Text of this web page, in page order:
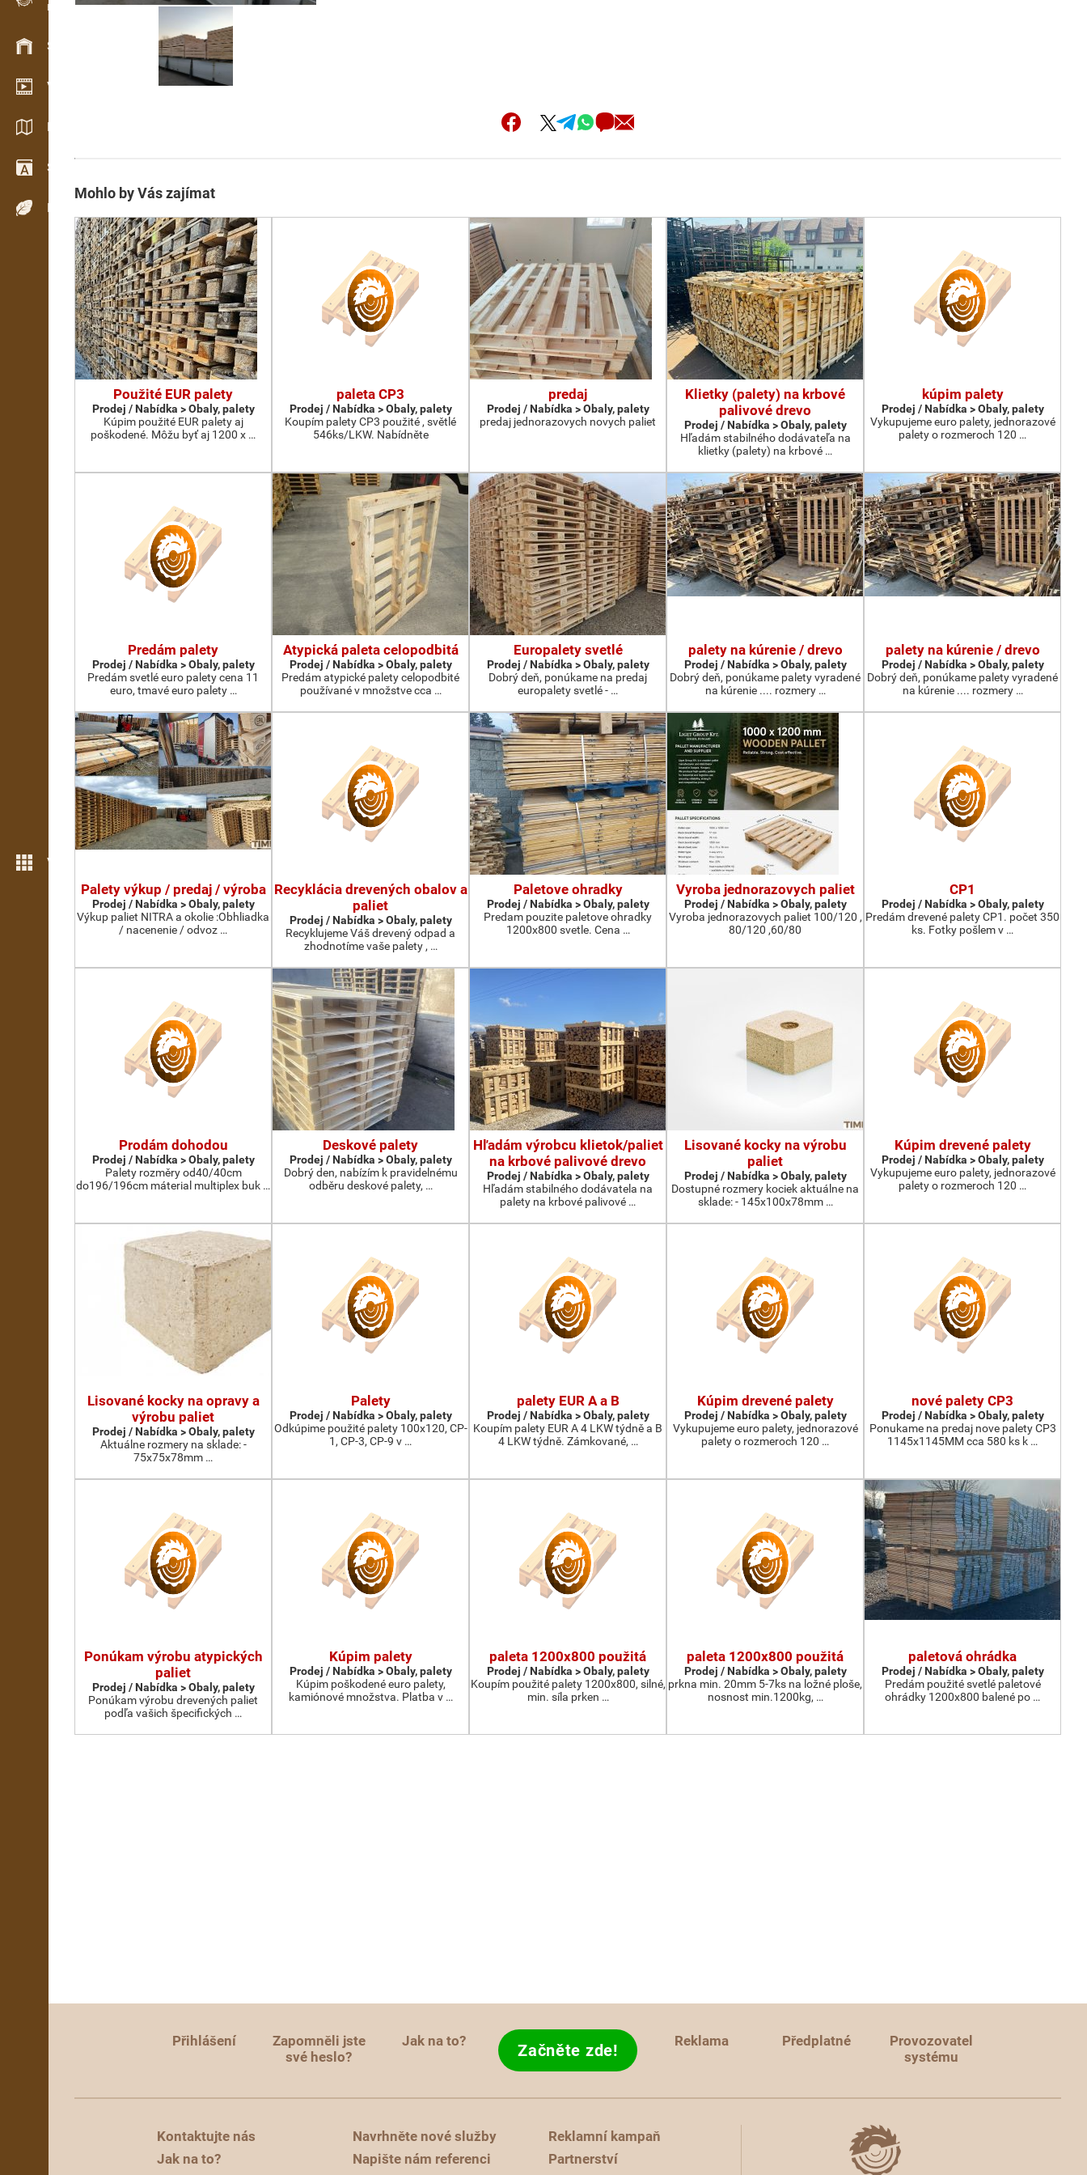
Evidence dřeva v terénu
Skladové hospodářství
Video showroom
Katalogy / Brožury
Slovník
Dřeviny
Více možností
Mohlo by Vás zajímat
Použité EUR palety
Prodej / Nabídka > Obaly, palety
Kúpim použité EUR palety aj
poškodené. Môžu byť aj 1200 x …
paleta CP3
Prodej / Nabídka > Obaly, palety
Koupím palety CP3 použité , světlé
546ks/LKW. Nabídněte
predaj
Prodej / Nabídka > Obaly, palety
predaj jednorazovych novych paliet
Klietky (palety) na krbové
palivové drevo
Prodej / Nabídka > Obaly, palety
Hľadám stabilného dodávateľa na
klietky (palety) na krbové …
kúpim palety
Prodej / Nabídka > Obaly, palety
Vykupujeme euro palety, jednorazové
palety o rozmeroch 120 …
Predám palety
Prodej / Nabídka > Obaly, palety
Predám svetlé euro palety cena 11
euro, tmavé euro palety …
Atypická paleta celopodbitá
Prodej / Nabídka > Obaly, palety
Predám atypické palety celopodbité
používané v množstve cca …
Europalety svetlé
Prodej / Nabídka > Obaly, palety
Dobrý deň, ponúkame na predaj
europalety svetlé - …
palety na kúrenie / drevo
Prodej / Nabídka > Obaly, palety
Dobrý deň, ponúkame palety vyradené
na kúrenie .... rozmery …
palety na kúrenie / drevo
Prodej / Nabídka > Obaly, palety
Dobrý deň, ponúkame palety vyradené
na kúrenie .... rozmery …
Palety výkup / predaj / výroba
Prodej / Nabídka > Obaly, palety
Výkup paliet NITRA a okolie :Obhliadka
/ nacenenie / odvoz …
Recyklácia drevených obalov a
paliet
Prodej / Nabídka > Obaly, palety
Recyklujeme Váš drevený odpad a
zhodnotíme vaše palety , …
Paletove ohradky
Prodej / Nabídka > Obaly, palety
Predam pouzite paletove ohradky
1200x800 svetle. Cena …
Vyroba jednorazovych paliet
Prodej / Nabídka > Obaly, palety
Vyroba jednorazovych paliet 100/120 ,
80/120 ,60/80
CP1
Prodej / Nabídka > Obaly, palety
Predám drevené palety CP1. počet 350
ks. Fotky pošlem v …
Prodám dohodou
Prodej / Nabídka > Obaly, palety
Palety rozměry od40/40cm
do196/196cm máterial multiplex buk …
Deskové palety
Prodej / Nabídka > Obaly, palety
Dobrý den, nabízím k pravidelnému
odběru deskové palety, …
Hľadám výrobcu klietok/paliet
na krbové palivové drevo
Prodej / Nabídka > Obaly, palety
Hľadám stabilného dodávatela na
palety na krbové palivové …
Lisované kocky na výrobu
paliet
Prodej / Nabídka > Obaly, palety
Dostupné rozmery kociek aktuálne na
sklade: - 145x100x78mm …
Kúpim drevené palety
Prodej / Nabídka > Obaly, palety
Vykupujeme euro palety, jednorazové
palety o rozmeroch 120 …
Lisované kocky na opravy a
výrobu paliet
Prodej / Nabídka > Obaly, palety
Aktuálne rozmery na sklade: -
75x75x78mm …
Palety
Prodej / Nabídka > Obaly, palety
Odkúpime použité palety 100x120, CP-
1, CP-3, CP-9 v …
palety EUR A a B
Prodej / Nabídka > Obaly, palety
Koupím palety EUR A 4 LKW týdně a B
4 LKW týdně. Zámkované, …
Kúpim drevené palety
Prodej / Nabídka > Obaly, palety
Vykupujeme euro palety, jednorazové
palety o rozmeroch 120 …
nové palety CP3
Prodej / Nabídka > Obaly, palety
Ponukame na predaj nove palety CP3
1145x1145MM cca 580 ks k …
Ponúkam výrobu atypických
paliet
Prodej / Nabídka > Obaly, palety
Ponúkam výrobu drevených paliet
podľa vašich špecifických …
Kúpim palety
Prodej / Nabídka > Obaly, palety
Kúpim poškodené euro palety,
kamiónové množstva. Platba v …
paleta 1200x800 použitá
Prodej / Nabídka > Obaly, palety
Koupím použité palety 1200x800, silné,
min. síla prken …
paleta 1200x800 použitá
Prodej / Nabídka > Obaly, palety
prkna min. 20mm 5-7ks na ložné ploše,
nosnost min.1200kg, …
paletová ohrádka
Prodej / Nabídka > Obaly, palety
Predám použité svetlé paletové
ohrádky 1200x800 balené po …
Přihlášení
Zapomněli jste
své heslo?
Jak na to? Začněte zde! Reklama Předplatné
Provozovatel
systému
Kontaktujte nás
Jak na to?
Navrhněte nové služby
Napište nám referenci
Reklamní kampaň
Partnerství